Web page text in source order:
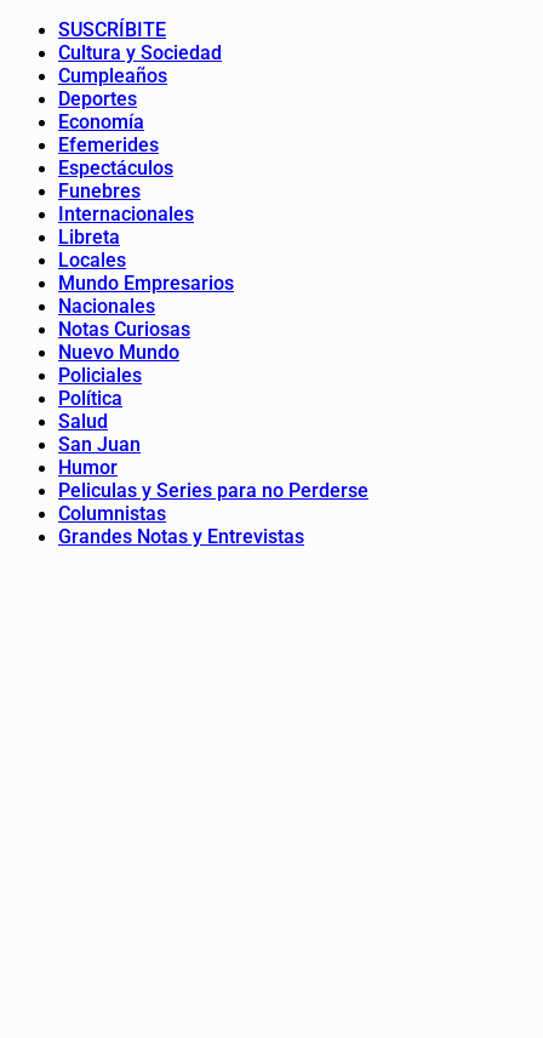
SUSCRÍBITE
Cultura y Sociedad
Cumpleaños
Deportes
Economía
Efemerides
Espectáculos
Funebres
Internacionales
Libreta
Locales
Mundo Empresarios
Nacionales
Notas Curiosas
Nuevo Mundo
Policiales
Política
Salud
San Juan
Humor
Peliculas y Series para no Perderse
Columnistas
Grandes Notas y Entrevistas